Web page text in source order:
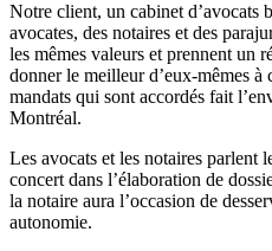
Notre client, un cabinet d’avocats
avocates, des notaires et des
les mêmes valeurs et prennent un
donner le meilleur d’eux-mêmes à
mandats qui sont accordés fait
Montréal.
Les avocats et les notaires parlent
concert dans l’élaboration de
la notaire aura l’occasion de
autonomie.